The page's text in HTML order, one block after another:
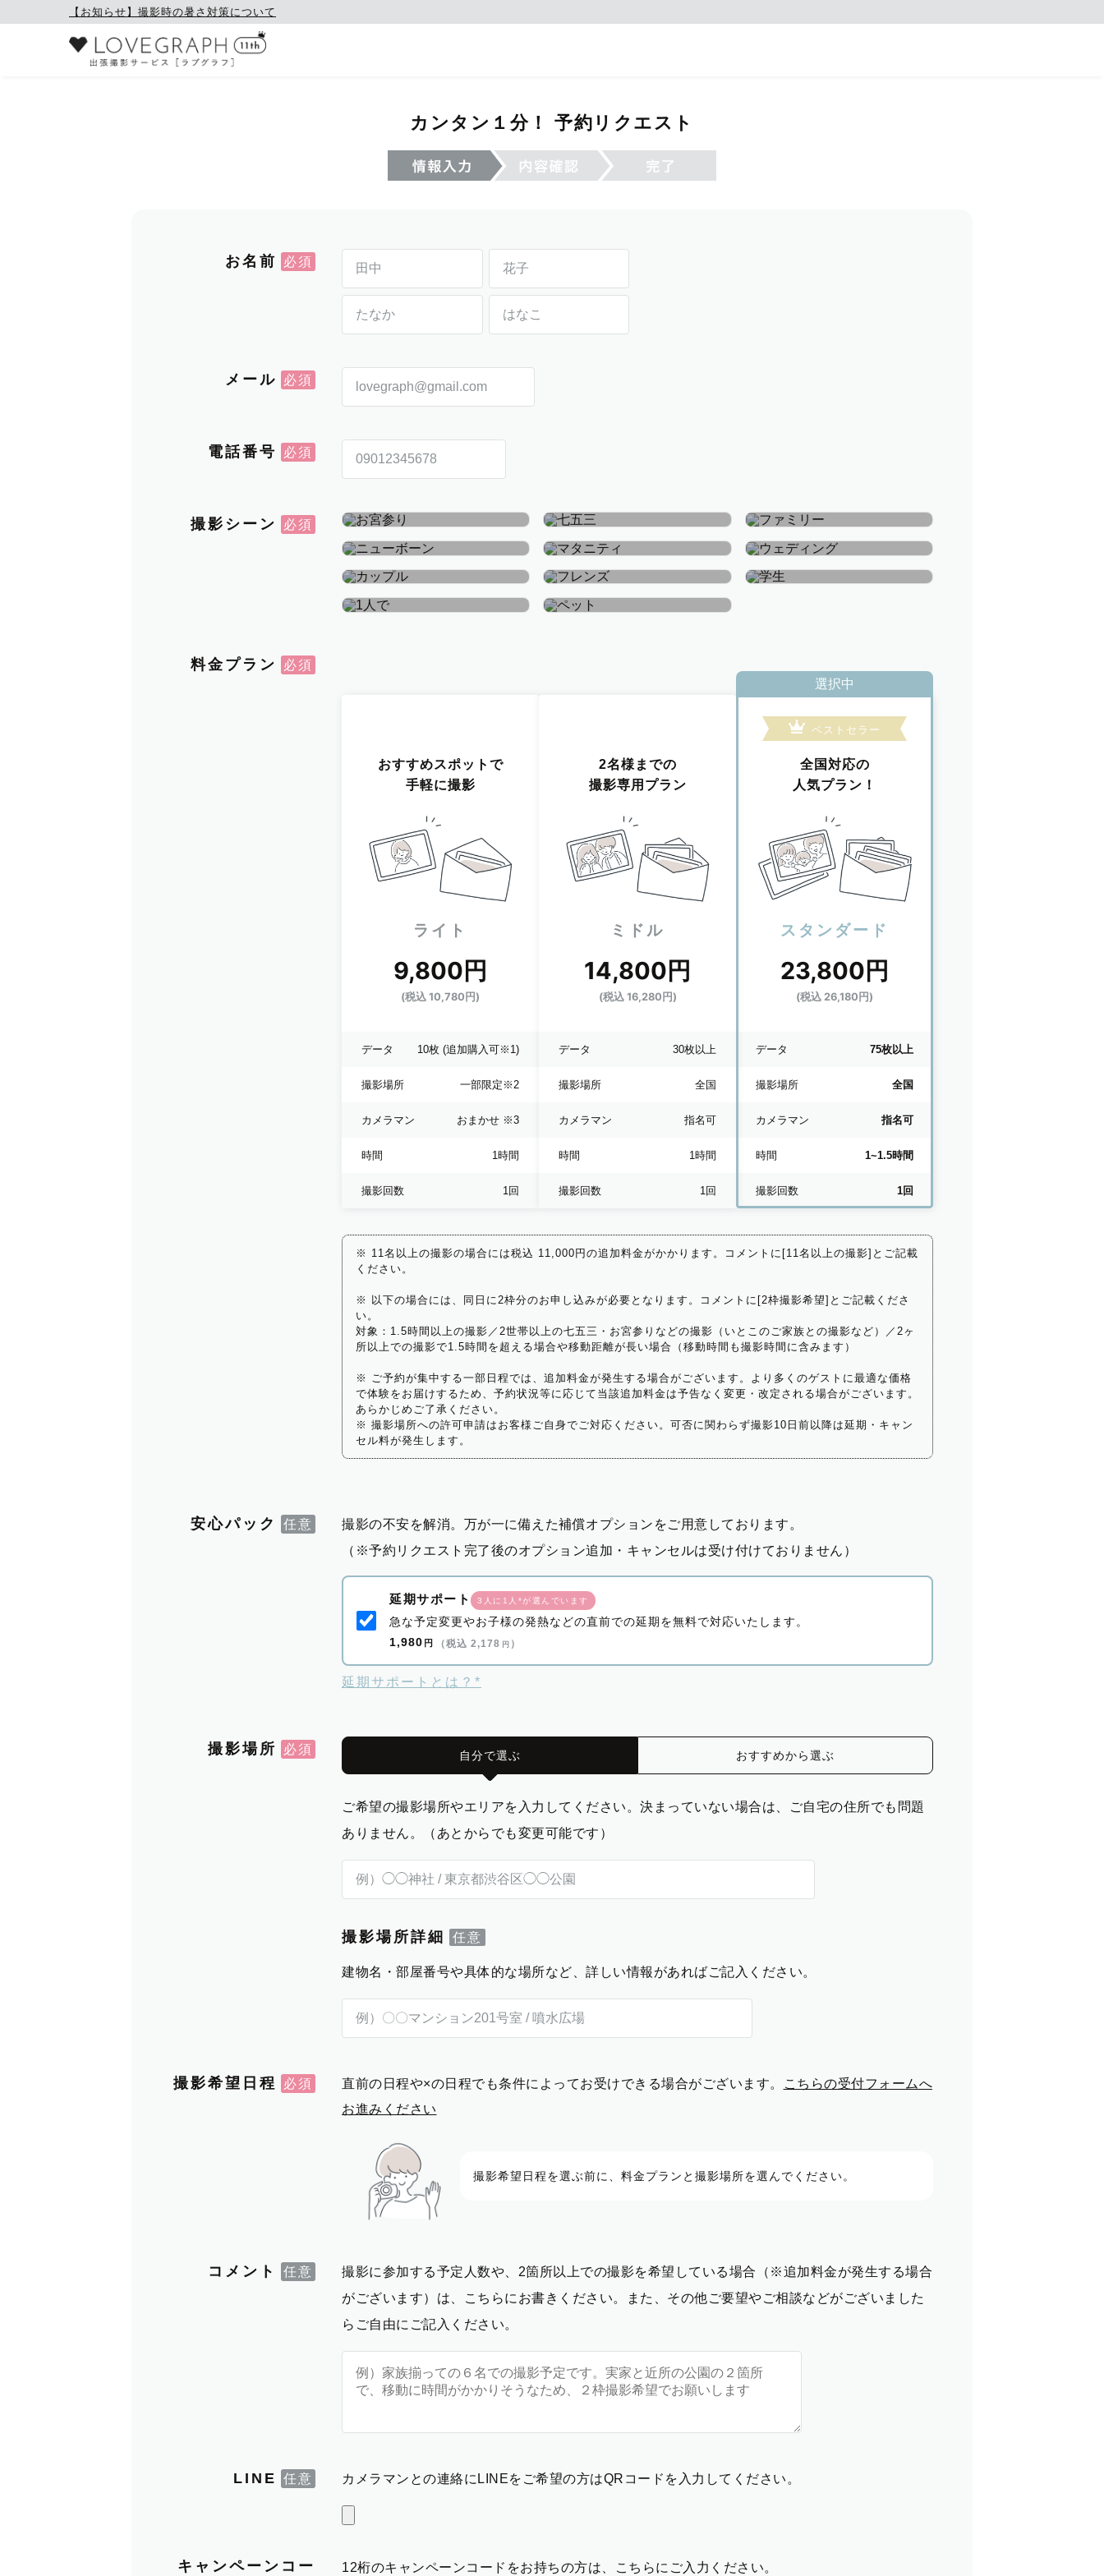
【お知らせ】撮影時の暑さ対策について
カンタン１分！ 予約リクエスト
お名前
メール
電話番号
撮影シーン
お宮参り・お食い初め
七五三
ファミリー
ニューボーン
マタニティ
ウェディング
料金プラン
おすすめスポットで
手軽に撮影
ライト
9,800円
(税込 10,780円)
データ 10枚 (追加購入可※1)
撮影場所 一部限定 ※2
カメラマン おまかせ ※3
時間 1時間
撮影回数 1回
2名様までの
撮影専用プラン
ミドル
14,800円
(税込 16,280円)
データ 30枚以上
撮影場所 全国
カメラマン 指名可
時間 1時間
撮影回数 1回
選択中
ベストセラー
全国対応の
人気プラン！
スタンダード
23,800円
(税込 26,180円)
データ 75枚以上
撮影場所 全国
カメラマン 指名可
時間 1~1.5時間
撮影回数 1回
※ 11名以上の撮影の場合には税込 11,000円の追加料金がかかります。コメントに[11名以上の撮影]とご記載
ください。
※ 以下の場合には、同日に2枠分のお申し込みが必要となります。コメントに[2枠撮影希望]とご記載くださ
い。
対象：1.5時間以上の撮影／2世帯以上の七五三・お宮参りなどの撮影（いとこのご家族との撮影など）／2ヶ
所以上での撮影で1.5時間を超える場合や移動距離が長い場合（移動時間も撮影時間に含みます）
※ ご予約が集中する一部日程では、追加料金が発生する場合がございます。より多くのゲストに最適な価格
で体験をお届けするため、予約状況等に応じて当該追加料金は予告なく変更・改定される場合がございます。
あらかじめご了承ください。
※ 撮影場所への許可申請はお客様ご自身でご対応ください。可否に関わらず撮影10日前以降は延期・キャン
セル料が発生します。
安心パック
撮影の不安を解消。万が一に備えた補償オプションをご用意しております。
（※予約リクエスト完了後のオプション追加・キャンセルは受け付けておりません）
延期サポート 3人に1人*が選んでいます
急な予定変更やお子様の発熱などの直前での延期を無料で対応いたします。
1,980 円 （税込 2,178 円 ）
延期サポートとは？*
撮影場所 自分で選ぶ おすすめから選ぶ
ご希望の撮影場所やエリアを入力してください。決まっていない場合は、ご自宅の住所でも問題
ありません。（あとからでも変更可能です）
撮影場所詳細
建物名・部屋番号や具体的な場所など、詳しい情報があればご記入ください。
撮影希望日程 直前の日程や×の日程でも条件によってお受けできる場合がございます。
こちらの受付フォームへ
お進みください
撮影希望日程を選ぶ前に、料金プランと撮影場所を選んでください。
コメント
撮影に参加する予定人数や、2箇所以上での撮影を希望している場合（※追加料金が発生する場合
がございます）は、こちらにお書きください。また、その他ご要望やご相談などがございました
らご自由にご記入ください。
LINE カメラマンとの連絡にLINEをご希望の方はQRコードを入力してください。
キャンペーンコー 12桁のキャンペーンコードをお持ちの方は、こちらにご入力ください。